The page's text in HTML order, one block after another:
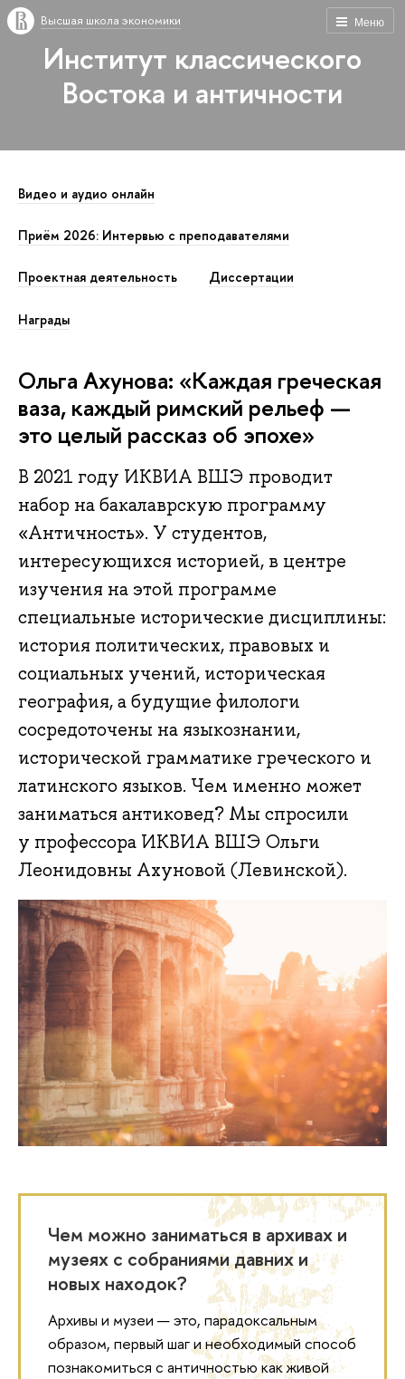
Меню
Высшая школа экономики
Институт классического
Востока и античности
Видео и аудио онлайн
Приём 2026: Интервью с преподавателями
Проектная деятельность Диссертации
Награды
Ольга Ахунова: «Каждая греческая
ваза, каждый римский рельеф —
это целый рассказ об эпохе»
В 2021 году ИКВИА ВШЭ проводит
набор на бакалаврскую программу
«Античность». У студентов,
интересующихся историей, в центре
изучения на этой программе
специальные исторические дисциплины:
история политических, правовых и
социальных учений, историческая
география, а будущие филологи
сосредоточены на языкознании,
исторической грамматике греческого и
латинского языков. Чем именно может
заниматься антиковед? Мы спросили
у профессора ИКВИА ВШЭ Ольги
Леонидовны Ахуновой (Левинской).
Чем можно заниматься в архивах и
музеях с собраниями давних и
новых находок?
Архивы и музеи — это, парадоксальным
образом, первый шаг и необходимый способ
познакомиться с античностью как живой